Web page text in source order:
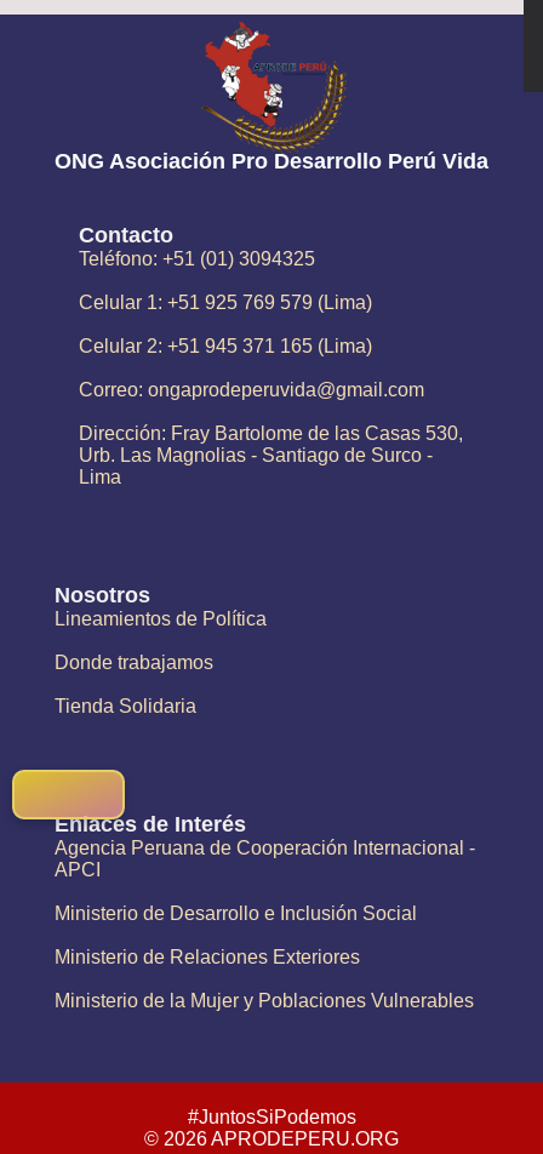
ONG Asociación Pro Desarrollo Perú Vida
Contacto
Teléfono: +51 (01) 3094325
Celular 1: +51 925 769 579 (Lima)
Celular 2: +51 945 371 165 (Lima)
Correo: ongaprodeperuvida@gmail.com
Dirección: Fray Bartolome de las Casas 530,
Urb. Las Magnolias - Santiago de Surco -
Lima
Nosotros
Lineamientos de Política
Donde trabajamos
Tienda Solidaria
Enlaces de Interés
Agencia Peruana de Cooperación Internacional -
APCI
Ministerio de Desarrollo e Inclusión Social
Ministerio de Relaciones Exteriores
Ministerio de la Mujer y Poblaciones Vulnerables
#JuntosSiPodemos
© 2026 APRODEPERU.ORG